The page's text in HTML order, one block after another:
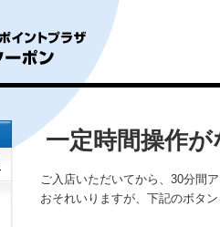
一定時間操作
ご入店いただいてから、30分間
おそれいりますが、下記のボタ